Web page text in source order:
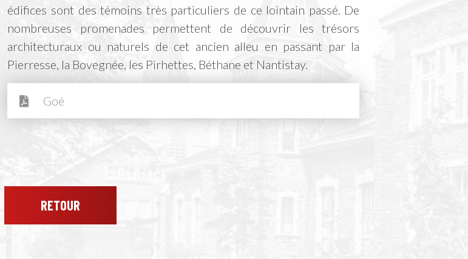
édifices sont des témoins très particuliers de ce lointain passé. De
nombreuses promenades permettent de découvrir les trésors
architecturaux ou naturels de cet ancien alleu en passant par la
Pierresse, la Bovegnée, les Pirhettes, Béthane et Nantistay.
Goé
RETOUR